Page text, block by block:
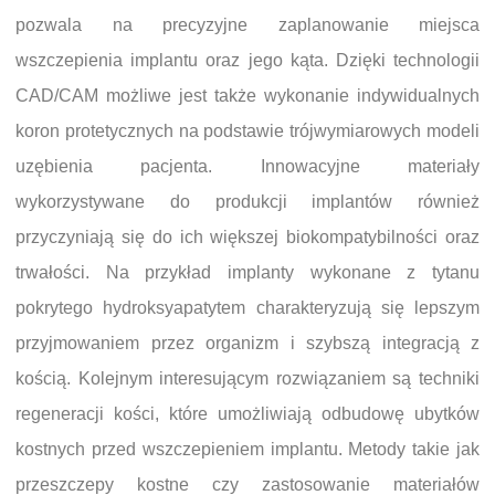
pozwala na precyzyjne zaplanowanie miejsca
wszczepienia implantu oraz jego kąta. Dzięki technologii
CAD/CAM możliwe jest także wykonanie indywidualnych
koron protetycznych na podstawie trójwymiarowych modeli
uzębienia pacjenta. Innowacyjne materiały
wykorzystywane do produkcji implantów również
przyczyniają się do ich większej biokompatybilności oraz
trwałości. Na przykład implanty wykonane z tytanu
pokrytego hydroksyapatytem charakteryzują się lepszym
przyjmowaniem przez organizm i szybszą integracją z
kością. Kolejnym interesującym rozwiązaniem są techniki
regeneracji kości, które umożliwiają odbudowę ubytków
kostnych przed wszczepieniem implantu. Metody takie jak
przeszczepy kostne czy zastosowanie materiałów